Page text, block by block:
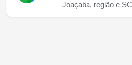
Joaçaba, região e SC